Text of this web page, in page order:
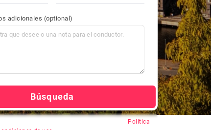
adicionales (optional)
Búsqueda
Política